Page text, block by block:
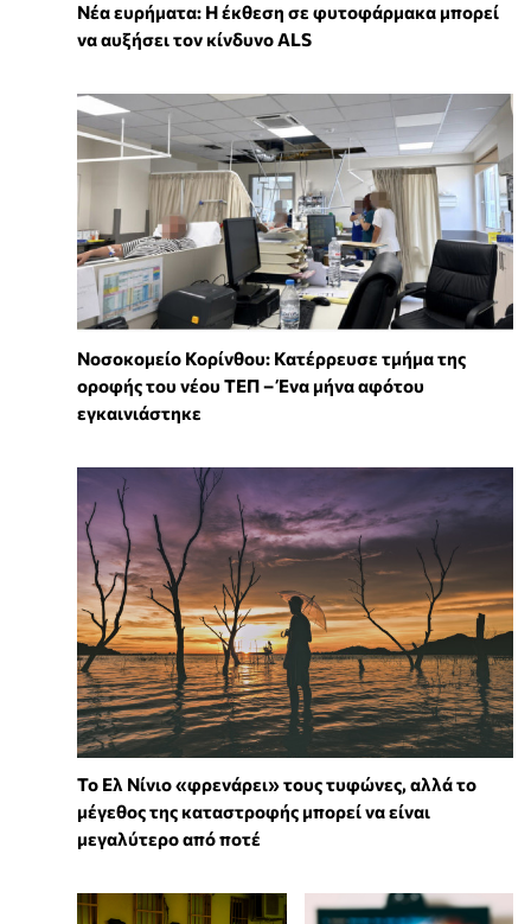
Νέα ευρήματα: Η έκθεση σε φυτοφάρμακα μπορεί
να αυξήσει τον κίνδυνο ALS
Νοσοκομείο Κορίνθου: Κατέρρευσε τμήμα της
οροφής του νέου ΤΕΠ – Ένα μήνα αφότου
εγκαινιάστηκε
Το Ελ Νίνιο «φρενάρει» τους τυφώνες, αλλά το
μέγεθος της καταστροφής μπορεί να είναι
μεγαλύτερο από ποτέ